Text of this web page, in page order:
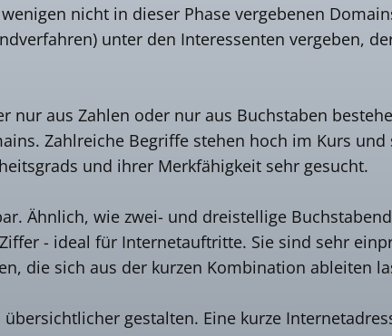
nicht in dieser Phase vergebenen
unter den Interessenten vergeben,
nur aus Zahlen oder nur aus Buchstaben
Zahlreiche Begriffe stehen hoch im Kurs
und ihrer Merkfähigkeit sehr gesucht.
Ähnlich, wie zwei- und dreistellige
- ideal für Internetauftritte. Sie sind sehr
die sich aus der kurzen Kombination ableiten
gestalten. Eine kurze